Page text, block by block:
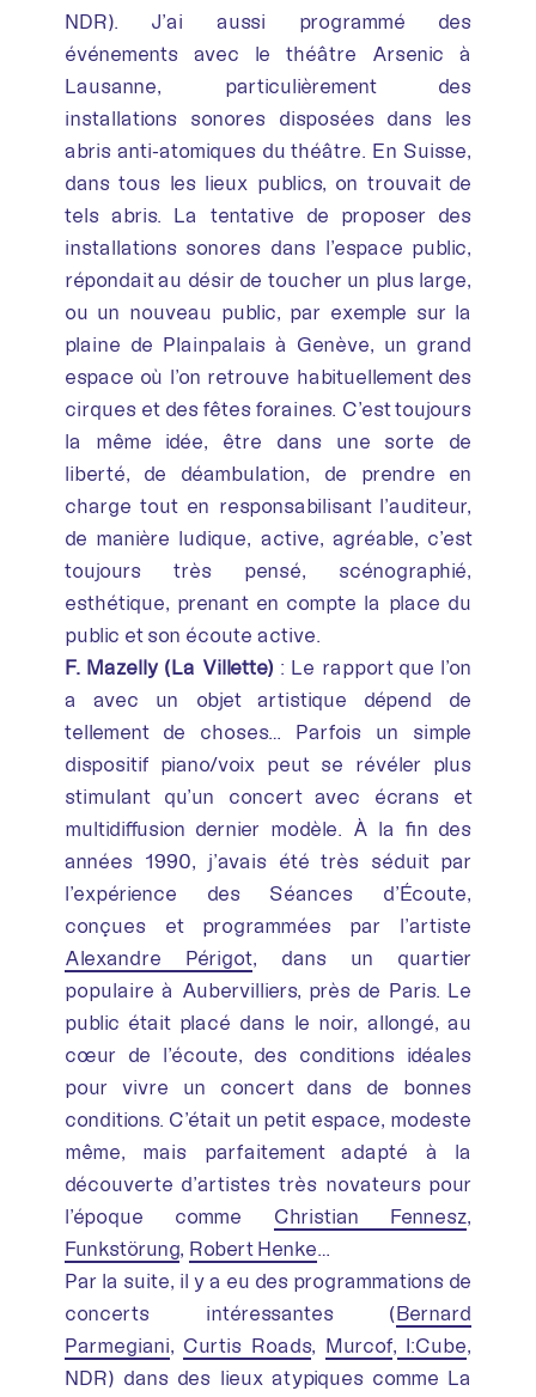
NDR). J’ai aussi programmé des
événements avec le théâtre Arsenic à
Lausanne, particulièrement des
installations sonores disposées dans les
abris anti-atomiques du théâtre. En Suisse,
dans tous les lieux publics, on trouvait de
tels abris. La tentative de proposer des
installations sonores dans l’espace public,
répondait au désir de toucher un plus large,
ou un nouveau public, par exemple sur la
plaine de Plainpalais à Genève, un grand
espace où l’on retrouve habituellement des
cirques et des fêtes foraines. C’est toujours
la même idée, être dans une sorte de
liberté, de déambulation, de prendre en
charge tout en responsabilisant l’auditeur,
de manière ludique, active, agréable, c’est
toujours très pensé, scénographié,
esthétique, prenant en compte la place du
public et son écoute active.
F. Mazelly (La Villette) : Le rapport que l’on
a avec un objet artistique dépend de
tellement de choses… Parfois un simple
dispositif piano/voix peut se révéler plus
stimulant qu’un concert avec écrans et
multidiffusion dernier modèle. À la fin des
années 1990, j’avais été très séduit par
l’expérience des Séances d’Écoute,
conçues et programmées par l’artiste
Alexandre Périgot, dans un quartier
populaire à Aubervilliers, près de Paris. Le
public était placé dans le noir, allongé, au
cœur de l’écoute, des conditions idéales
pour vivre un concert dans de bonnes
conditions. C’était un petit espace, modeste
même, mais parfaitement adapté à la
découverte d’artistes très novateurs pour
l’époque comme Christian Fennesz,
Funkstörung, Robert Henke…
Par la suite, il y a eu des programmations de
concerts intéressantes (Bernard
Parmegiani, Curtis Roads, Murcof, I:Cube,
NDR) dans des lieux atypiques comme La